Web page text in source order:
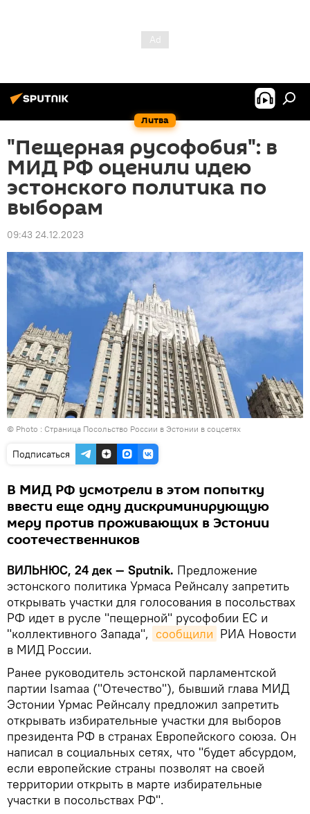
Литва
"Пещерная русофобия": в
МИД РФ оценили идею
эстонского политика по
выборам
09:43 24.12.2023
© Photo : Страница Посольство России в Эстонии в соцсетях
Подписаться
В МИД РФ усмотрели в этом попытку
ввести еще одну дискриминирующую
меру против проживающих в Эстонии
соотечественников
ВИЛЬНЮС, 24 дек — Sputnik. Предложение
эстонского политика Урмаса Рейнсалу запретить
открывать участки для голосования в посольствах
РФ идет в русле "пещерной" русофобии ЕС и
"коллективного Запада", сообщили РИА Новости
в МИД России.
Ранее руководитель эстонской парламентской
партии Isamaa ("Отечество"), бывший глава МИД
Эстонии Урмас Рейнсалу предложил запретить
открывать избирательные участки для выборов
президента РФ в странах Европейского союза. Он
написал в социальных сетях, что "будет абсурдом,
если европейские страны позволят на своей
территории открыть в марте избирательные
участки в посольствах РФ".